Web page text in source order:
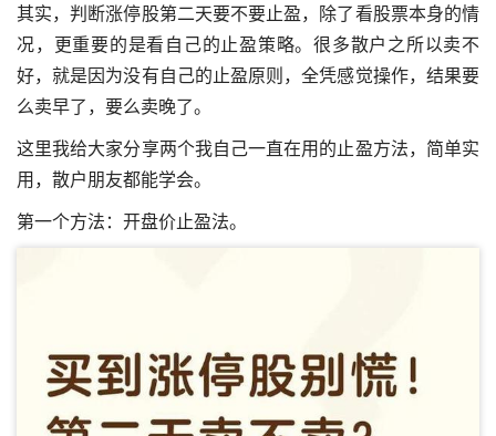
其实，判断涨停股第二天要不要止盈，除了看股票本身的情
况，更重要的是看自己的止盈策略。很多散户之所以卖不
好，就是因为没有自己的止盈原则，全凭感觉操作，结果要
么卖早了，要么卖晚了。
这里我给大家分享两个我自己一直在用的止盈方法，简单实
用，散户朋友都能学会。
第一个方法：开盘价止盈法。